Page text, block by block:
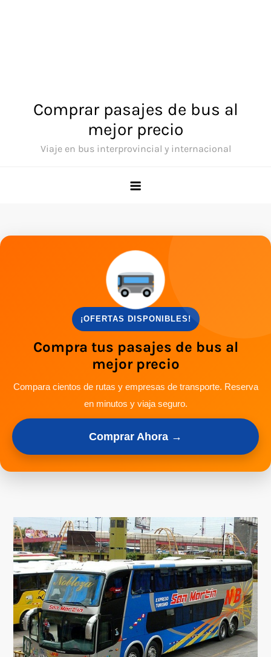
Comprar pasajes de bus al
mejor precio
Viaje en bus interprovincial y internacional
¡OFERTAS DISPONIBLES!
Compra tus pasajes de bus al
mejor precio
Compara cientos de rutas y empresas de transporte. Reserva
en minutos y viaja seguro.
Comprar Ahora →